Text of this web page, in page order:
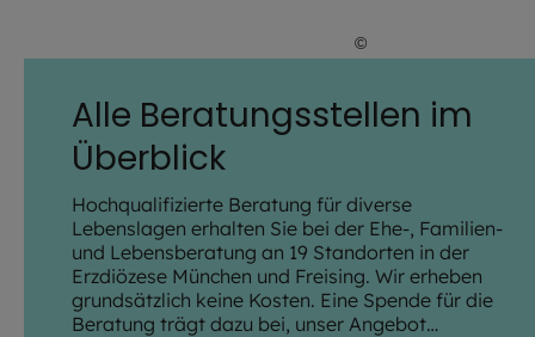
©
Alle Beratungsstellen im
Überblick
Hochqualifizierte Beratung für diverse
Lebenslagen erhalten Sie bei der Ehe-, Familien-
und Lebensberatung an 19 Standorten in der
Erzdiözese München und Freising. Wir erheben
grundsätzlich keine Kosten. Eine Spende für die
Beratung trägt dazu bei, unser Angebot